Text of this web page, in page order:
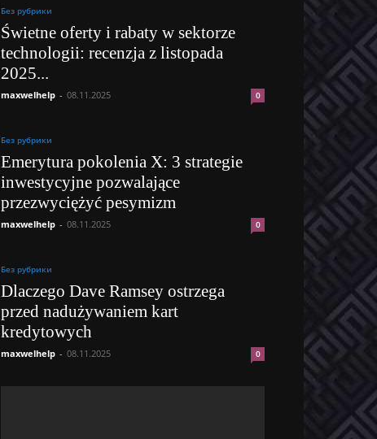
Без рубрики
Świetne oferty i rabaty w sektorze
technologii: recenzja z listopada
2025...
maxwelhelp - 08.11.2025 0
Без рубрики
Emerytura pokolenia X: 3 strategie
inwestycyjne pozwalające
przezwyciężyć pesymizm
maxwelhelp - 08.11.2025 0
Без рубрики
Dlaczego Dave Ramsey ostrzega
przed nadużywaniem kart
kredytowych
maxwelhelp - 08.11.2025 0